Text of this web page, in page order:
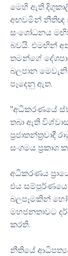
මෙහි ඇති
අඟවමින් නීතිඥ
සංශෝධනය
බවයි. එමඟින්
තමන්ගේ
බලපාන
පෑදෙනු ඇත.
"අධිකරණයේ
තබා ඇති
සංගමය ප්‍රකාශ
අධිකරණය
එය
බලපෑමකින්
මහජනතාවට
කරති.
නීතියේ